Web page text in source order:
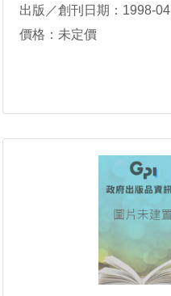
出版／創刊日期：1998-04
價格：未定價